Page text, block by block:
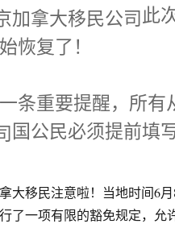
此
恢复了！
条重要提醒，所有
国公民必须提前填
大移民注意啦！当地时间6
了一项有限的豁免规定，允